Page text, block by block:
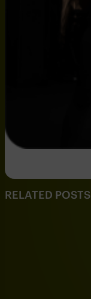
RELATED POSTS